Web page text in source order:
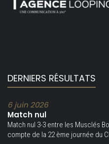
DERNIERS RÉSULTATS
6 juin 2026
Match nul
Match nul 3-3 entre les Musclés
compte de la 22 ème journée du